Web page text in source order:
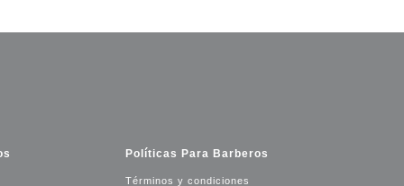
Políticas Para Barberos
Términos y condiciones